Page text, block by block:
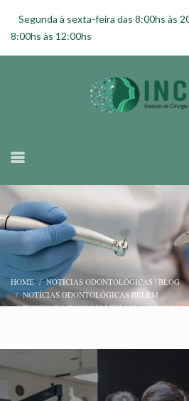
Segunda à sexta-feira das 8:00hs às
8:00hs às 12:00hs
HOME
NOTÍCIAS ODONTOLÓGICAS | BLOG
NOTÍCIAS ODONTOLÓGICAS BELÉM
INSTITUTO INCOM EM BELÉM – DESCUBRA